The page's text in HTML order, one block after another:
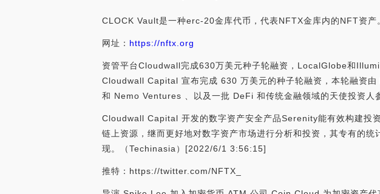
CLOCK Vault是一种erc-20金库代币，代表NFTX金库内的NFT资产
网址： https://nftx.org
资管平台Cloudwall完成630万美元种子轮融资，LocalGlobe和
Cloudwall Capital 宣布完成 630 万美元的种子轮融资，本轮融
和 Nemo Ventures 、以及一批 DeFi 和传统金融领域的天使投资人
Cloudwall Capital 开发的数字资产安全产品Serenity能有效构建投
链上资源，继而更好地对数字资产市场进行分析和投资，其专有的
现。（Techinasia）[2022/6/1 3:56:15]
推特：https://twitter.com/NFTX_